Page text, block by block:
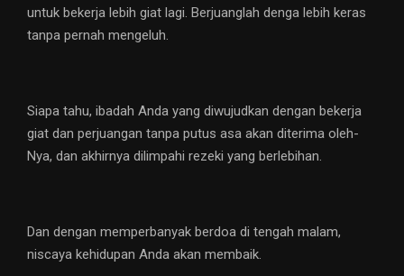
untuk bekerja lebih giat lagi. Berjuanglah denga lebih keras
tanpa pernah mengeluh.
Siapa tahu, ibadah Anda yang diwujudkan dengan bekerja
giat dan perjuangan tanpa putus asa akan diterima oleh-
Nya, dan akhirnya dilimpahi rezeki yang berlebihan.
Dan dengan memperbanyak berdoa di tengah malam,
niscaya kehidupan Anda akan membaik.